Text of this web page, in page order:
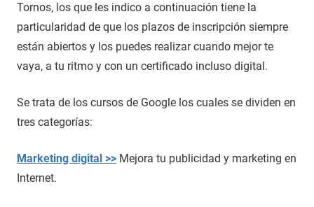
Tornos, los que les indico a continuación tiene la
particularidad de que los plazos de inscripción siempre
están abiertos y los puedes realizar cuando mejor te
vaya, a tu ritmo y con un certificado incluso digital.
Se trata de los cursos de Google los cuales se dividen en
tres categorías:
Marketing digital >> Mejora tu publicidad y marketing en
Internet.